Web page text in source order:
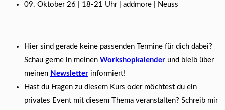
09. Oktober 26 | 18-21 Uhr | addmore | Neuss
Hier sind gerade keine passenden Termine für dich dabei?
Schau gerne in meinen Workshopkalender und bleib über
meinen Newsletter informiert!
Hast du Fragen zu diesem Kurs oder möchtest du ein
privates Event mit diesem Thema veranstalten? Schreib mir